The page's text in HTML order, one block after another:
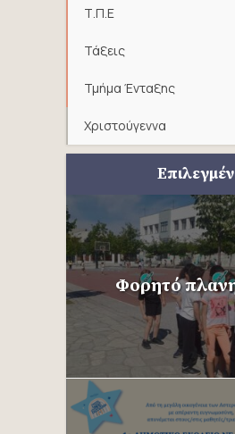
Τ.Π.Ε
Τάξεις
Τμήμα Ένταξης
Χριστούγεννα
Φορητό